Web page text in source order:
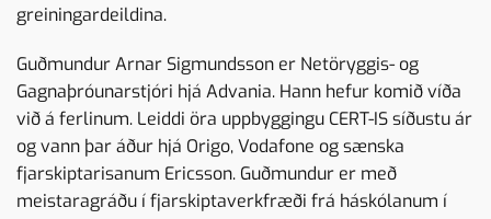
greiningardeildina.
Guðmundur Arnar Sigmundsson er Netöryggis- og
Gagnaþróunarstjóri hjá Advania. Hann hefur komið víða
við á ferlinum. Leiddi öra uppbyggingu CERT-IS síðustu ár
og vann þar áður hjá Origo, Vodafone og sænska
fjarskiptarisanum Ericsson. Guðmundur er með
meistaragráðu í fjarskiptaverkfræði frá háskólanum í